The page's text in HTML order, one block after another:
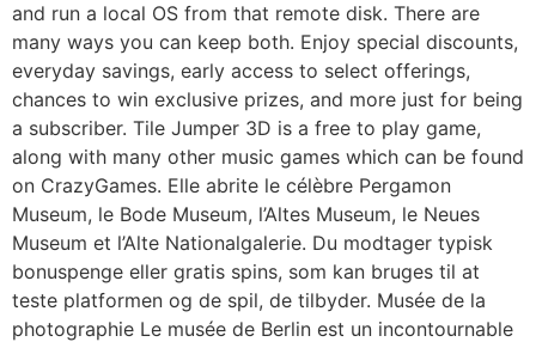
and run a local OS from that remote disk. There are
many ways you can keep both. Enjoy special discounts,
everyday savings, early access to select offerings,
chances to win exclusive prizes, and more just for being
a subscriber. Tile Jumper 3D is a free to play game,
along with many other music games which can be found
on CrazyGames. Elle abrite le célèbre Pergamon
Museum, le Bode Museum, l’Altes Museum, le Neues
Museum et l’Alte Nationalgalerie. Du modtager typisk
bonuspenge eller gratis spins, som kan bruges til at
teste platformen og de spil, de tilbyder. Musée de la
photographie Le musée de Berlin est un incontournable